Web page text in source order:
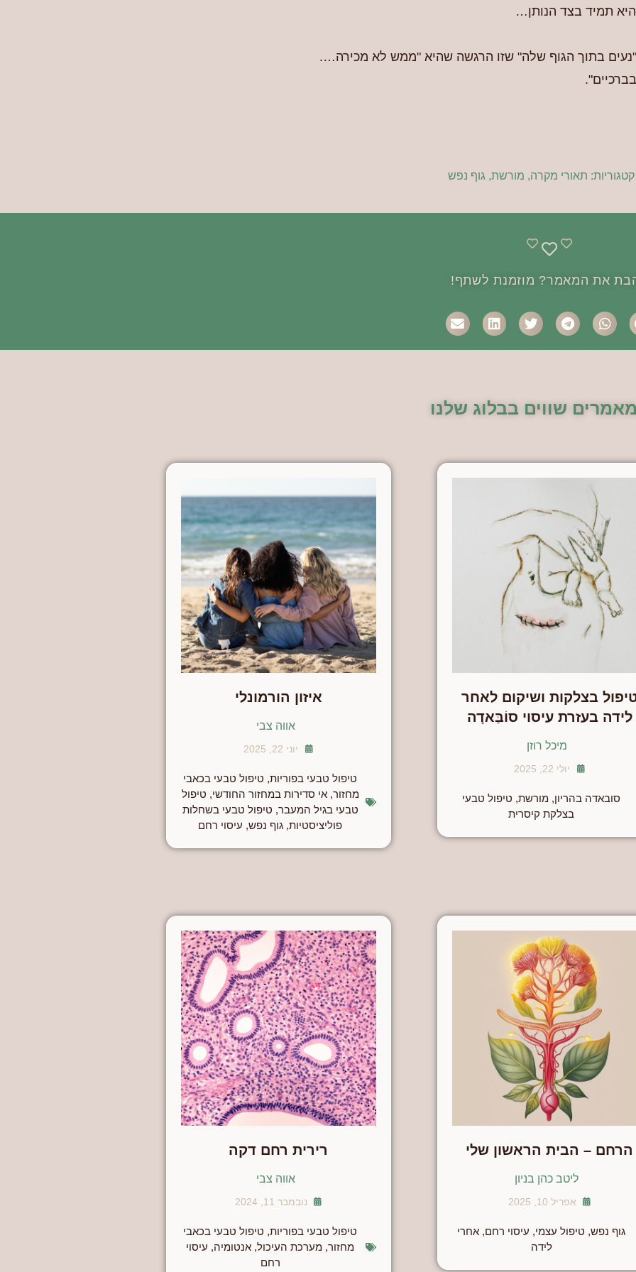
תמיד בצד הנותן…
בתוך הגוף שלה" שזו הרגשה שהיא "ממש לא מכירה….
קטגוריות: תאורי מקרה, מורשת, גוף נפש
את המאמר? מוזמנת לשתף!
שווים בבלוג שלנו
בצלקות ושיקום לאחר
לידה בעזרת עיסוי סוֹבַּאדָה
מיכל רוזן
יולי 22, 2025
סובאדה בהריון, מורשת, טיפול טבעי
בצלקת קיסרית
איזון הורמונלי
אווה צבי
יוני 22, 2025
טיפול טבעי בפוריות, טיפול טבעי בכאבי
מחזור,אי סדירות במחזור החודשי, טיפול
טבעי בגיל המעבר, טיפול טבעי בשחלות
פוליציסטיות, גוף נפש, עיסוי רחם
הרחם – הבית הראשון שלי
ליטב כהן בניון
אפריל 10, 2025
גוף נפש, טיפול עצמי, עיסוי רחם, אחרי
לידה
רירית רחם דקה
אווה צבי
נובמבר 11, 2024
טיפול טבעי בפוריות, טיפול טבעי בכאבי
מחזור, מערכת העיכול, אנטומיה, עיסוי
רחם